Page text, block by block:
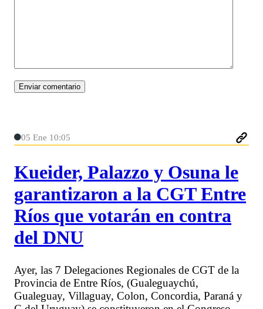
05 Ene 10:05
Kueider, Palazzo y Osuna le
garantizaron a la CGT Entre
Ríos que votarán en contra
del DNU
Ayer, las 7 Delegaciones Regionales de CGT de la
Provincia de Entre Ríos, (Gualeguaychú,
Gualeguay, Villaguay, Colon, Concordia, Paraná y